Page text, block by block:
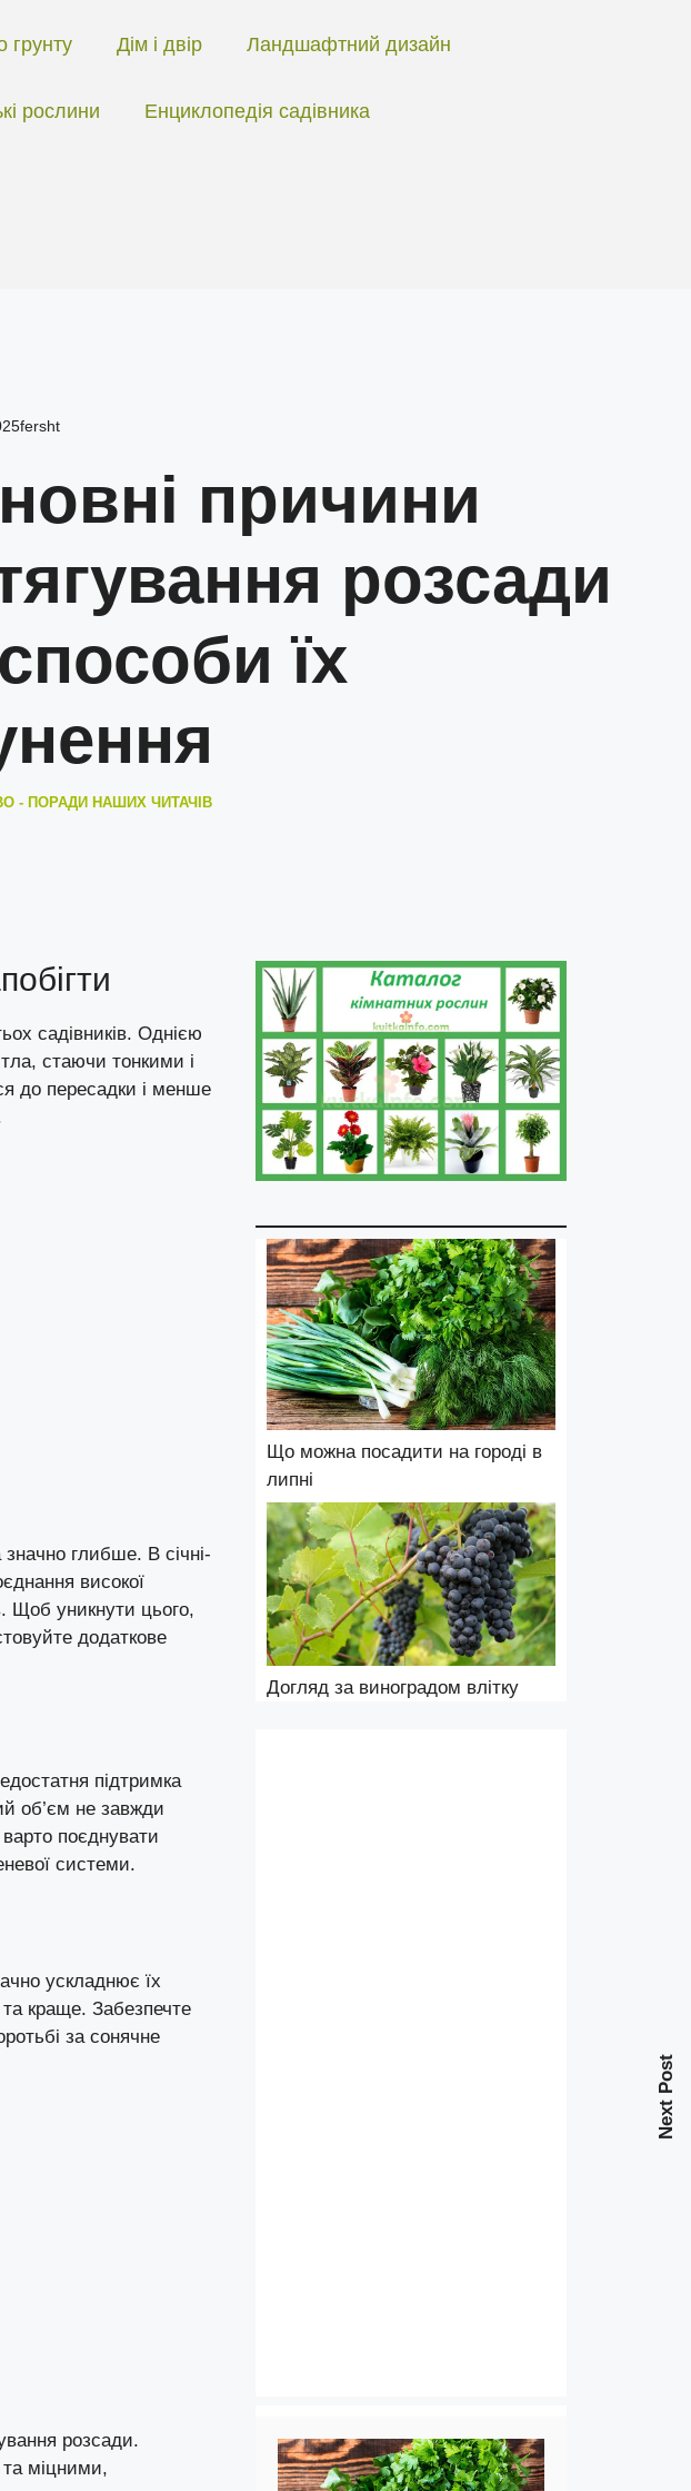
грунту Дім і двір Ландшафтний дизайн
рослини Енциклопедія садівника
fersht
причини
розсади
їх
- ПОРАДИ НАШИХ ЧИТАЧІВ
садівників. Однією
стаючи тонкими і
до пересадки і менше
глибше. В січні-
високої
Щоб уникнути цього,
додаткове
підтримка
об’єм не завжди
поєднувати
системи.
ускладнює їх
краще. Забезпечте
за сонячне
розсади.
та міцними,
Next Post
Що можна посадити на городі в
липні
Догляд за виноградом влітку